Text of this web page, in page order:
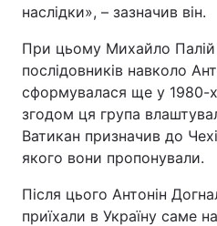
наслідки», – зазначив він.
При цьому Михайло Палій
послідовників навколо
сформувалася ще у 1980-
згодом ця група
Ватикан призначив до
якого вони пропонували.
Після цього Антонін
приїхали в Україну саме